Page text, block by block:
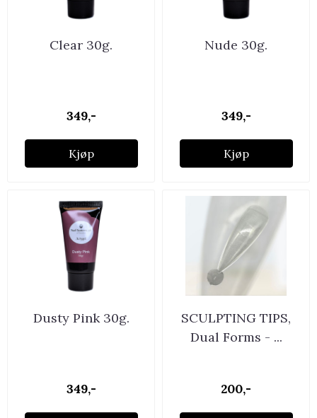
Clear 30g.
349,-
Kjøp
Nude 30g.
349,-
Kjøp
Dusty Pink 30g.
349,-
SCULPTING TIPS,
Dual Forms - ...
200,-